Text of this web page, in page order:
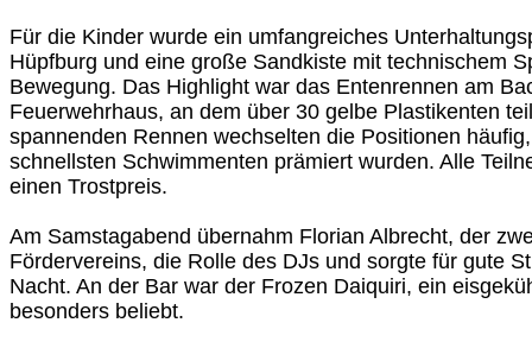
Für die Kinder wurde ein umfangreiches
Hüpfburg und eine große Sandkiste mit technischem
Bewegung. Das Highlight war das Entenrennen am
Feuerwehrhaus, an dem über 30 gelbe Plastikenten
spannenden Rennen wechselten die Positionen
schnellsten Schwimmenten prämiert wurden. Alle
einen Trostpreis.
Am Samstagabend übernahm Florian Albrecht, der
Fördervereins, die Rolle des DJs und sorgte für gute
Nacht. An der Bar war der Frozen Daiquiri, ein
besonders beliebt.